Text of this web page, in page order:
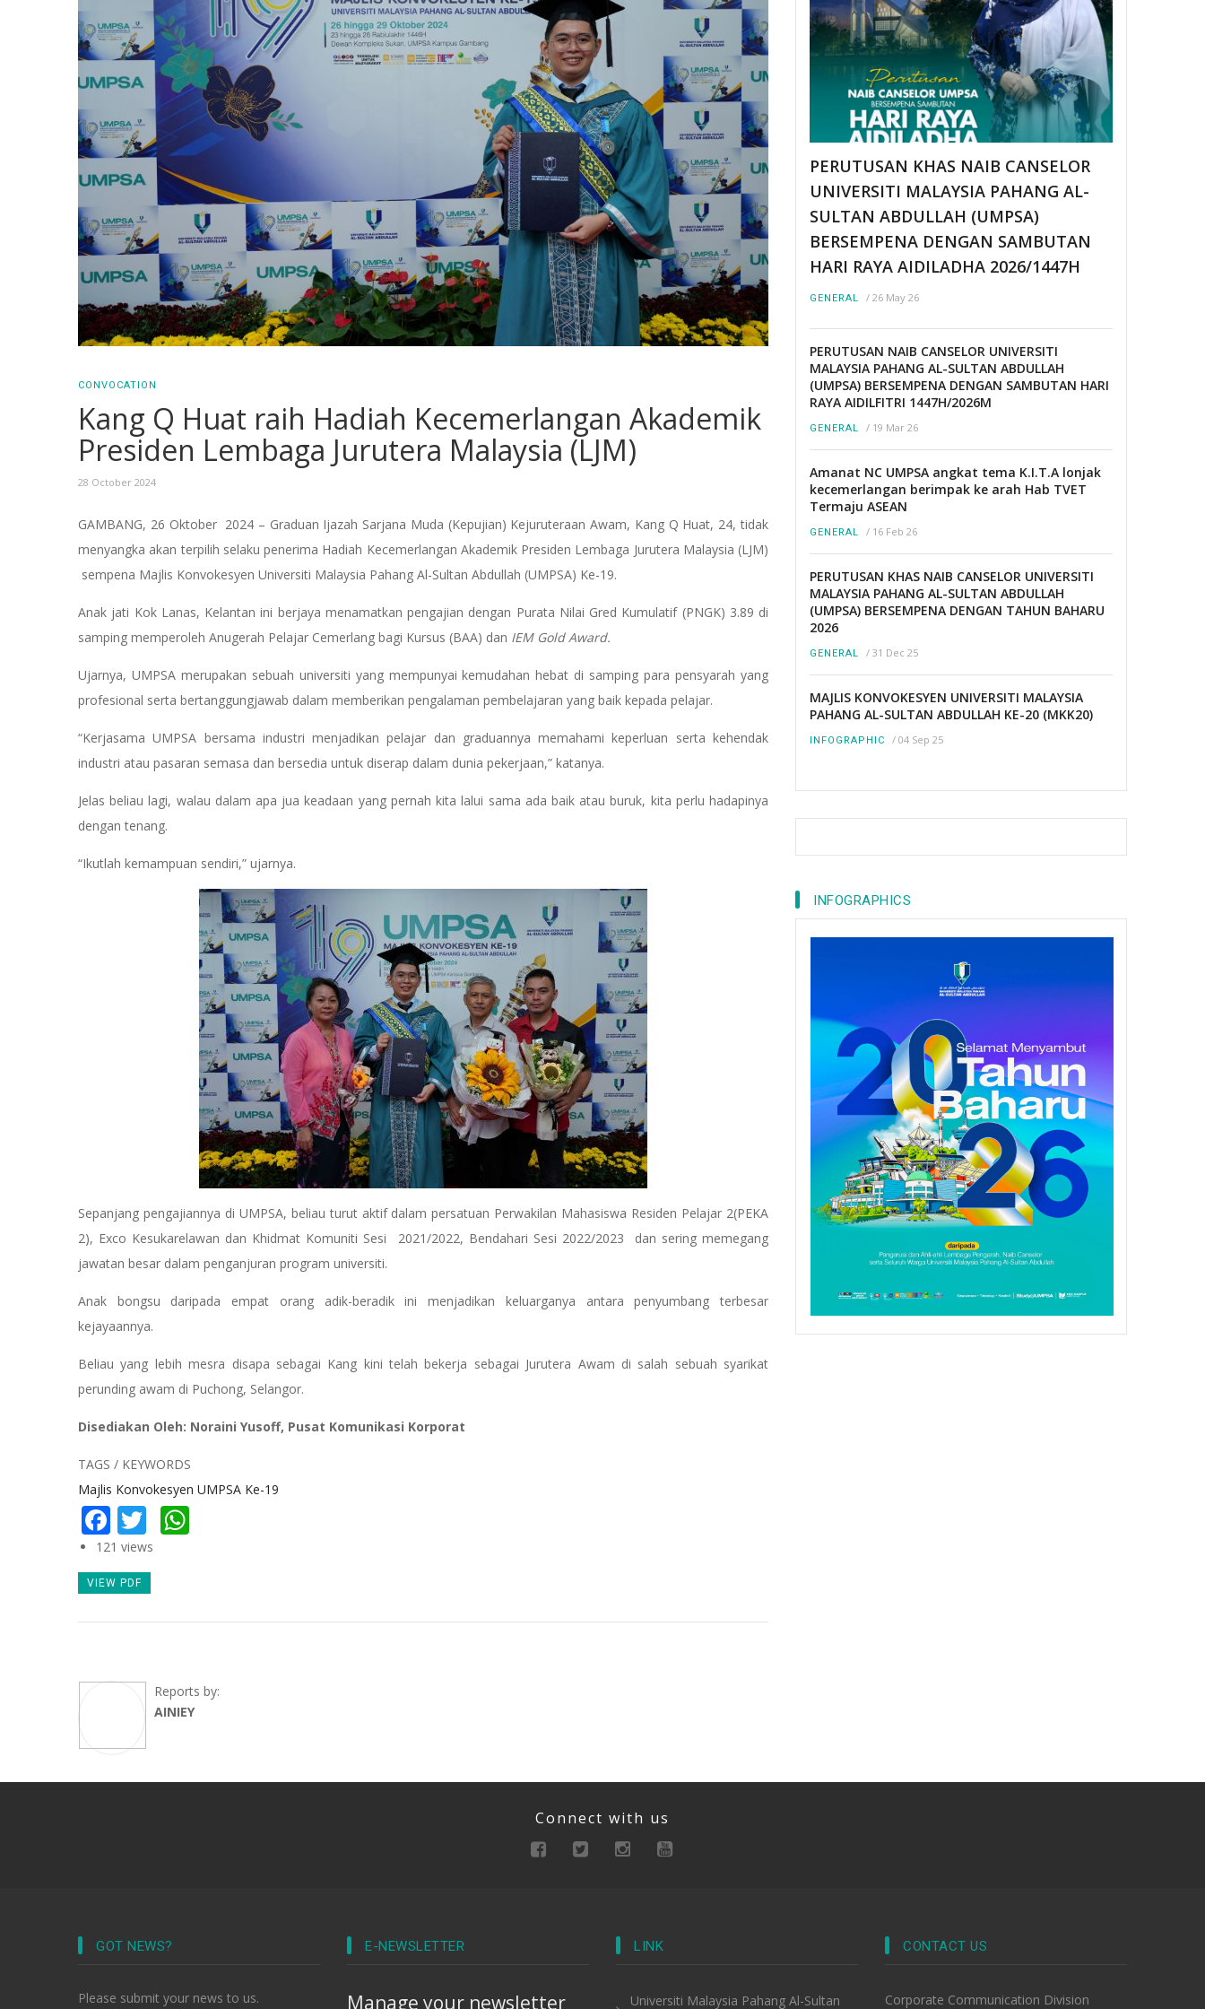
CONVOCATION
Kang Q Huat raih Hadiah Kecemerlangan Akademik
Presiden Lembaga Jurutera Malaysia (LJM)
28 October 2024
GAMBANG, 26 Oktober 2024 – Graduan Ijazah Sarjana Muda (Kepujian) Kejuruteraan Awam, Kang Q Huat, 24, tidak
menyangka akan terpilih selaku penerima Hadiah Kecemerlangan Akademik Presiden Lembaga Jurutera Malaysia (LJM)
sempena Majlis Konvokesyen Universiti Malaysia Pahang Al-Sultan Abdullah (UMPSA) Ke-19.
Anak jati Kok Lanas, Kelantan ini berjaya menamatkan pengajian dengan Purata Nilai Gred Kumulatif (PNGK) 3.89 di
samping memperoleh Anugerah Pelajar Cemerlang bagi Kursus (BAA) dan IEM Gold Award.
Ujarnya, UMPSA merupakan sebuah universiti yang mempunyai kemudahan hebat di samping para pensyarah yang
profesional serta bertanggungjawab dalam memberikan pengalaman pembelajaran yang baik kepada pelajar.
“Kerjasama UMPSA bersama industri menjadikan pelajar dan graduannya memahami keperluan serta kehendak
industri atau pasaran semasa dan bersedia untuk diserap dalam dunia pekerjaan,” katanya.
Jelas beliau lagi, walau dalam apa jua keadaan yang pernah kita lalui sama ada baik atau buruk, kita perlu hadapinya
dengan tenang.
“Ikutlah kemampuan sendiri,” ujarnya.
Sepanjang pengajiannya di UMPSA, beliau turut aktif dalam persatuan Perwakilan Mahasiswa Residen Pelajar 2(PEKA
2), Exco Kesukarelawan dan Khidmat Komuniti Sesi 2021/2022, Bendahari Sesi 2022/2023 dan sering memegang
jawatan besar dalam penganjuran program universiti.
Anak bongsu daripada empat orang adik-beradik ini menjadikan keluarganya antara penyumbang terbesar
kejayaannya.
Beliau yang lebih mesra disapa sebagai Kang kini telah bekerja sebagai Jurutera Awam di salah sebuah syarikat
perunding awam di Puchong, Selangor.
Disediakan Oleh: Noraini Yusoff, Pusat Komunikasi Korporat
TAGS / KEYWORDS
Majlis Konvokesyen UMPSA Ke-19
Facebook
Twitter
121 views
VIEW PDF
Reports by:
AINIEY
PERUTUSAN KHAS NAIB CANSELOR
UNIVERSITI MALAYSIA PAHANG AL-
SULTAN ABDULLAH (UMPSA)
BERSEMPENA DENGAN SAMBUTAN
HARI RAYA AIDILADHA 2026/1447H
GENERAL / 26 May 26
PERUTUSAN NAIB CANSELOR UNIVERSITI
MALAYSIA PAHANG AL-SULTAN ABDULLAH
(UMPSA) BERSEMPENA DENGAN SAMBUTAN HARI
RAYA AIDILFITRI 1447H/2026M
GENERAL / 19 Mar 26
Amanat NC UMPSA angkat tema K.I.T.A lonjak
kecemerlangan berimpak ke arah Hab TVET
Termaju ASEAN
GENERAL / 16 Feb 26
PERUTUSAN KHAS NAIB CANSELOR UNIVERSITI
MALAYSIA PAHANG AL-SULTAN ABDULLAH
(UMPSA) BERSEMPENA DENGAN TAHUN BAHARU
2026
GENERAL / 31 Dec 25
MAJLIS KONVOKESYEN UNIVERSITI MALAYSIA
PAHANG AL-SULTAN ABDULLAH KE-20 (MKK20)
INFOGRAPHIC / 04 Sep 25
INFOGRAPHICS
Connect with us
GOT NEWS?
Please submit your news to us.
E-NEWSLETTER
Manage your newsletter
LINK
Universiti Malaysia Pahang Al-Sultan
CONTACT US
Corporate Communication Division